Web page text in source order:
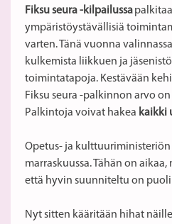
Fiksu seura -kilpailussa
ympäristöystävällisiä
varten. Tänä vuonna
kulkemista liikkuen ja
toimintatapoja. Kestävään
Fiksu seura -palkinnon arvo on
Palkintoja voivat hakea kaikki
Opetus- ja kulttuuriministeriön
marraskuussa. Tähän on
että hyvin suunniteltu on
Nyt sitten kääritään hihat